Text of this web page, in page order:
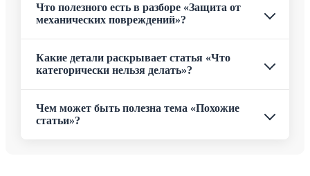
Что полезного есть в разборе «Защита от
механических повреждений»?
Какие детали раскрывает статья «Что
категорически нельзя делать»?
Чем может быть полезна тема «Похожие
статьи»?